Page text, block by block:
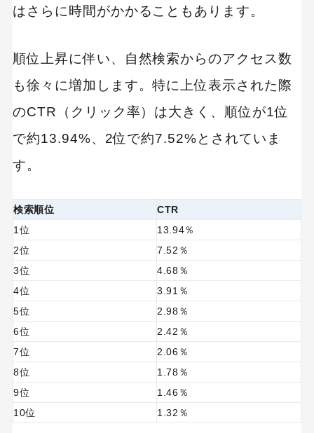
業界内で引用されやすいテーマを選ぶ
SNSでの拡散を前提にした導線設計
インフルエンサーや専門家との連携を図る
ポイント8：サイテーションの獲得
SEO対策をする際の2つの注意点
ポイント1：定期的に効果測定を行う
検索パフォーマンスの分析（Googleサーチコン
行動データの分析（GA4）
ポイント2：PDCAサイクルを回す
SEO効果を高めるには中長期的な戦略が大切
はさらに時間がかかることもあります。
順位上昇に伴い、自然検索からのアクセス数
も徐々に増加します。特に上位表示された際
のCTR（クリック率）は大きく、順位が1位
で約13.94%、2位で約7.52%とされていま
す。
検索順位
CTR
1位
13.94％
2位
7.52％
3位
4.68％
4位
3.91％
5位
2.98％
6位
2.42％
7位
2.06％
8位
1.78％
9位
1.46％
10位
1.32％